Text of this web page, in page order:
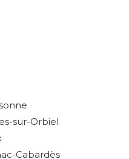
sur-Orbiel
Cabardès